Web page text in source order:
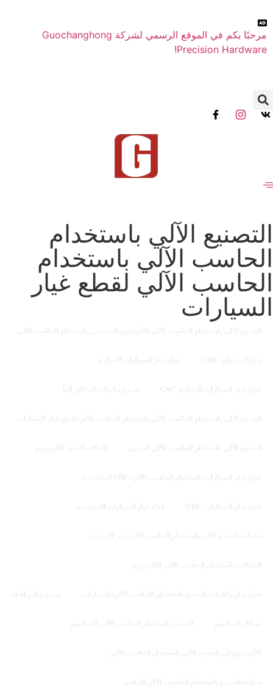
مرحبًا بكم في الموقع الرسمي لشركة Guochanghong
Precision Hardware!
التصنيع الآلي باستخدام
الحاسب الآلي باستخدام
الحاسب الآلي لقطع غيار
السيارات
التصنيع الآلي باستخدام الحاسب الآلي للألومنيوم المخصص باستخدام الحاسب الآلي
مكونات مكابح CNC قطع غيار السيارات الفولاذية
قطع غيار السيارات الفولاذية CNC تصنيع مكونات المكابح آلياً
التصنيع الآلي باستخدام الحاسب الآلي باستخدام الحاسب الآلي لقطع غيار السيارات
التصنيع الآلي باستخدام الحاسب الآلي الصيني الطلاء بأكسيد الألومنيوم
قطع غيار السيارات باستخدام الحاسب الآلي CNC المخصصة
قطع غيار السيارات CNC قطع غيار السيارات المخصصة
خدمات التصنيع الآلي باستخدام الحاسب الآلي عبر الإنترنت
المعالجة باستخدام الحاسب الآلي للألومنيوم
قطع غيار ماكينات التصنيع باستخدام الحاسب الآلي للسيارات تصنيع عالي الدقة
سبائك التيتانيوم التصنيع باستخدام الحاسب الآلي للتيتانيوم
الألومنيوم في التصنيع الآلي باستخدام الحاسب الآلي
صناعة التصنيع باستخدام الحاسب الآلي الرقمي